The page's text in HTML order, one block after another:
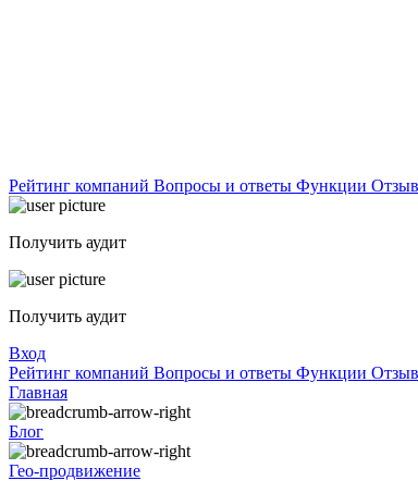
Рейтинг компаний Вопросы и ответы Функции
Получить аудит
Получить аудит
Вход
Рейтинг компаний Вопросы и ответы Функции
Главная
Блог
Гео-продвижение